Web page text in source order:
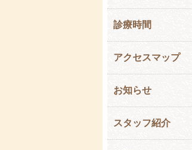
診療時間
アクセスマップ
お知らせ
スタッフ紹介